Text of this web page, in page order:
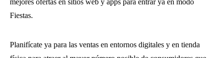
mejores ofertas en sitios web y apps para entrar ya en modo
Fiestas.
Planifícate ya para las ventas en entornos digitales y en tienda